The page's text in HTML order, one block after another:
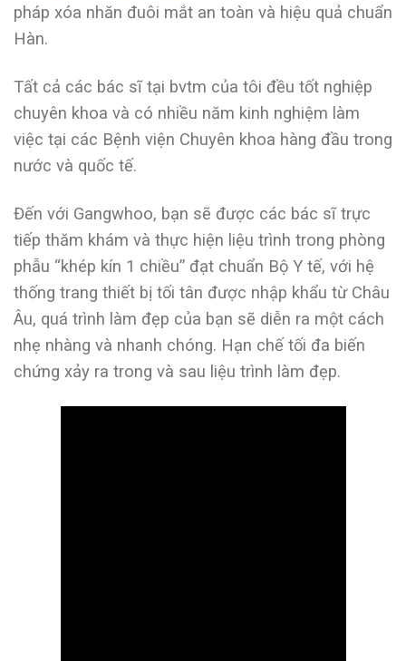
pháp xóa nhăn đuôi mắt an toàn và hiệu quả chuẩn
Hàn.
Tất cả các bác sĩ tại bvtm của tôi đều tốt nghiệp
chuyên khoa và có nhiều năm kinh nghiệm làm
việc tại các Bệnh viện Chuyên khoa hàng đầu trong
nước và quốc tế.
Đến với Gangwhoo, bạn sẽ được các bác sĩ trực
tiếp thăm khám và thực hiện liệu trình trong phòng
phẫu “khép kín 1 chiều” đạt chuẩn Bộ Y tế, với hệ
thống trang thiết bị tối tân được nhập khẩu từ Châu
Âu, quá trình làm đẹp của bạn sẽ diễn ra một cách
nhẹ nhàng và nhanh chóng. Hạn chế tối đa biến
chứng xảy ra trong và sau liệu trình làm đẹp.